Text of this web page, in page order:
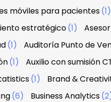
móviles para pacientes(1)
estratégico(1)
(1) Auditoría Punto de
(1) Auxilio con sumisión
(1) Brand &
(6) Business Analytics